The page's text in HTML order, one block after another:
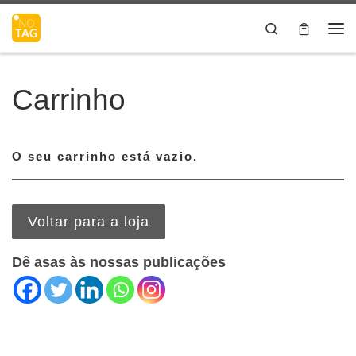
Skip to content
Search
Carrinho
O seu carrinho está vazio.
Voltar para a loja
Dê asas às nossas publicações